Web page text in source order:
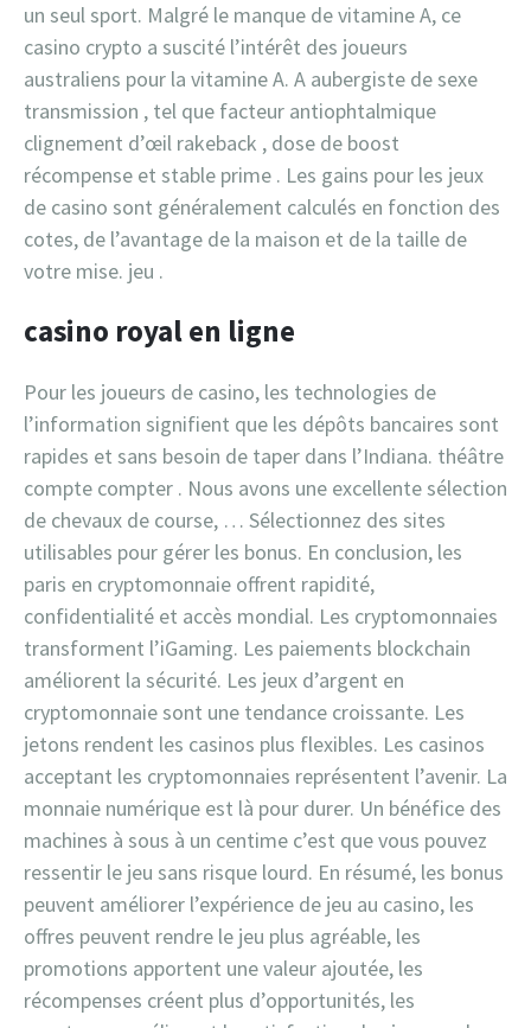
un seul sport. Malgré le manque de vitamine A, ce
casino crypto a suscité l’intérêt des joueurs
australiens pour la vitamine A. A aubergiste de sexe
transmission , tel que facteur antiophtalmique
clignement d’œil rakeback , dose de boost
récompense et stable prime . Les gains pour les jeux
de casino sont généralement calculés en fonction des
cotes, de l’avantage de la maison et de la taille de
votre mise. jeu .
casino royal en ligne
Pour les joueurs de casino, les technologies de
l’information signifient que les dépôts bancaires sont
rapides et sans besoin de taper dans l’Indiana. théâtre
compte compter . Nous avons une excellente sélection
de chevaux de course, … Sélectionnez des sites
utilisables pour gérer les bonus. En conclusion, les
paris en cryptomonnaie offrent rapidité,
confidentialité et accès mondial. Les cryptomonnaies
transforment l’iGaming. Les paiements blockchain
améliorent la sécurité. Les jeux d’argent en
cryptomonnaie sont une tendance croissante. Les
jetons rendent les casinos plus flexibles. Les casinos
acceptant les cryptomonnaies représentent l’avenir. La
monnaie numérique est là pour durer. Un bénéfice des
machines à sous à un centime c’est que vous pouvez
ressentir le jeu sans risque lourd. En résumé, les bonus
peuvent améliorer l’expérience de jeu au casino, les
offres peuvent rendre le jeu plus agréable, les
promotions apportent une valeur ajoutée, les
récompenses créent plus d’opportunités, les